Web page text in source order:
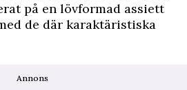
på en lövformad assiett
de där karaktäristiska
Annons